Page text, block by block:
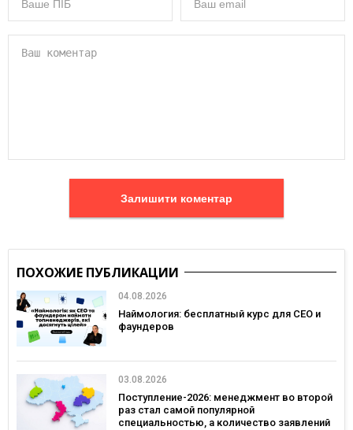
Залишити коментар
ПОХОЖИЕ ПУБЛИКАЦИИ
04.08.2026
Наймология: бесплатный курс для CEO и
фаундеров
03.08.2026
Поступление-2026: менеджмент во второй
раз стал самой популярной
специальностью, а количество заявлений